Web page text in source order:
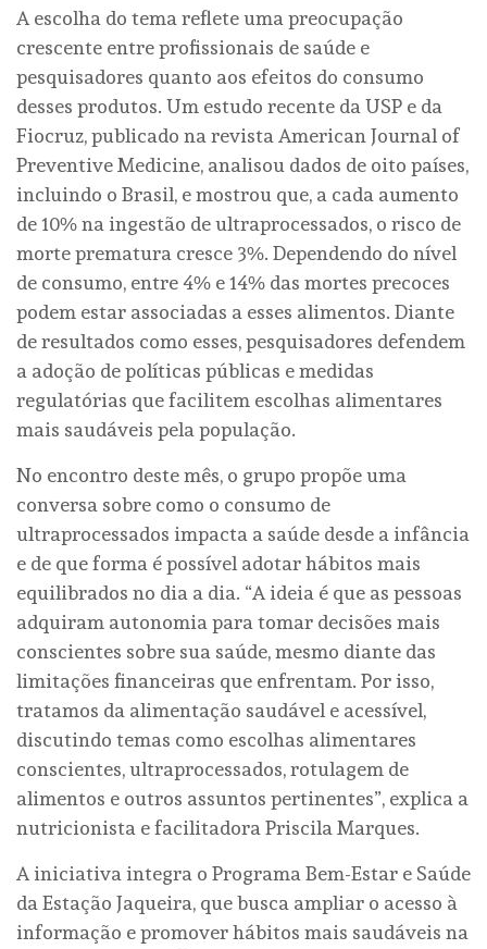
A escolha do tema reflete uma preocupação
crescente entre profissionais de saúde e
pesquisadores quanto aos efeitos do consumo
desses produtos. Um estudo recente da USP e da
Fiocruz, publicado na revista American Journal of
Preventive Medicine, analisou dados de oito países,
incluindo o Brasil, e mostrou que, a cada aumento
de 10% na ingestão de ultraprocessados, o risco de
morte prematura cresce 3%. Dependendo do nível
de consumo, entre 4% e 14% das mortes precoces
podem estar associadas a esses alimentos. Diante
de resultados como esses, pesquisadores defendem
a adoção de políticas públicas e medidas
regulatórias que facilitem escolhas alimentares
mais saudáveis pela população.
No encontro deste mês, o grupo propõe uma
conversa sobre como o consumo de
ultraprocessados impacta a saúde desde a infância
e de que forma é possível adotar hábitos mais
equilibrados no dia a dia. “A ideia é que as pessoas
adquiram autonomia para tomar decisões mais
conscientes sobre sua saúde, mesmo diante das
limitações financeiras que enfrentam. Por isso,
tratamos da alimentação saudável e acessível,
discutindo temas como escolhas alimentares
conscientes, ultraprocessados, rotulagem de
alimentos e outros assuntos pertinentes”, explica a
nutricionista e facilitadora Priscila Marques.
A iniciativa integra o Programa Bem-Estar e Saúde
da Estação Jaqueira, que busca ampliar o acesso à
informação e promover hábitos mais saudáveis na